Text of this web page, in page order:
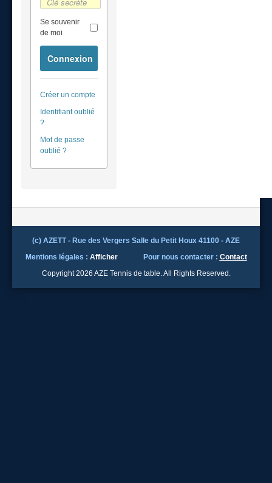
Se souvenir
de moi
Connexion
Créer un compte
Identifiant oublié
?
Mot de passe
oublié ?
(c) AZETT - Rue des Vergers Salle du Petit Houx 41100 - AZE
Mentions légales : Afficher Pour nous contacter : Contact
Copyright 2026 AZE Tennis de table. All Rights Reserved.